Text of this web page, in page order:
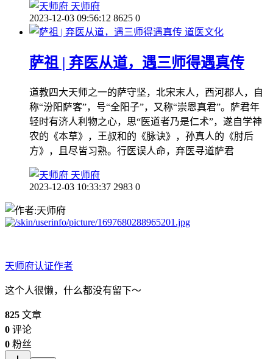
天师府
2023-12-03 09:56:12 8625 0
道医文化
萨祖 | 弃医从道，遇三师得遇真传
道教四大天师之一的萨守坚，北宋末人，西河郡人，自
称“汾阳萨客”，号“全阳子”，又称“崇恩真君”。萨君年
轻时有济人利物之心，思“医道者乃是仁术”，遂自学神
农的《本草》，王叔和的《脉诀》，孙真人的《肘后
方》，且尽皆习熟。行医误人命，弃医寻道萨君
天师府
2023-12-03 10:33:37 2983 0
天师府认证作者
这个人很懒，什么都没有留下～
825 文章
0 评论
0 粉丝